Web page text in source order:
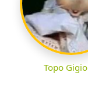
Topo Gigio